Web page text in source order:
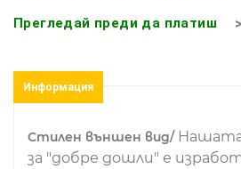
Прегледай преди да платиш
Информация
Стилен външен вид/Нашата
за "добре дошли" е